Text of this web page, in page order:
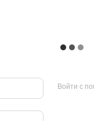
Войти с